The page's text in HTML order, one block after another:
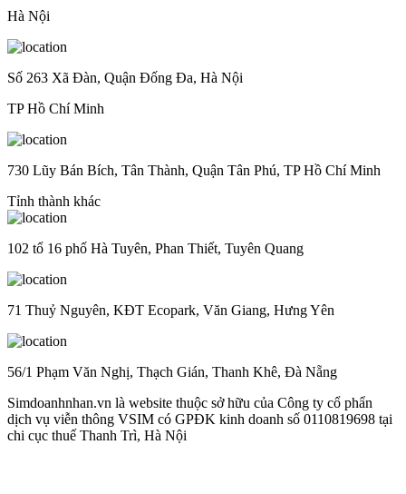
Hà Nội
Số 263 Xã Đàn, Quận Đống Đa, Hà Nội
TP Hồ Chí Minh
730 Lũy Bán Bích, Tân Thành, Quận Tân Phú, TP Hồ Chí Minh
Tỉnh thành khác
102 tổ 16 phố Hà Tuyên, Phan Thiết, Tuyên Quang
71 Thuỷ Nguyên, KĐT Ecopark, Văn Giang, Hưng Yên
56/1 Phạm Văn Nghị, Thạch Gián, Thanh Khê, Đà Nẵng
Simdoanhnhan.vn là website thuộc sở hữu của Công ty cổ phẩn
dịch vụ viễn thông VSIM có GPĐK kinh doanh số 0110819698 tại
chi cục thuế Thanh Trì, Hà Nội